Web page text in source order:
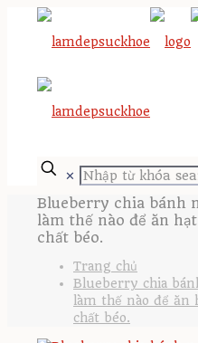
✕
Blueberry chia bánh
làm thế nào để ăn
chất béo.
Trang chủ
Blueberry chia
làm thế nào để ăn
chất béo.